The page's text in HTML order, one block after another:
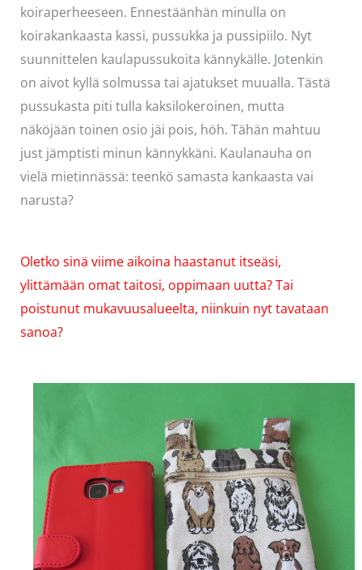
koiraperheeseen. Ennestäänhän minulla on
koirakankaasta kassi, pussukka ja pussipiilo. Nyt
suunnittelen kaulapussukoita kännykälle. Jotenkin
on aivot kyllä solmussa tai ajatukset muualla. Tästä
pussukasta piti tulla kaksilokeroinen, mutta
näköjään toinen osio jäi pois, höh. Tähän mahtuu
just jämptisti minun kännykkäni. Kaulanauha on
vielä mietinnässä: teenkö samasta kankaasta vai
narusta?
Oletko sinä viime aikoina haastanut itseäsi,
ylittämään omat taitosi, oppimaan uutta? Tai
poistunut mukavuusalueelta, niinkuin nyt tavataan
sanoa?